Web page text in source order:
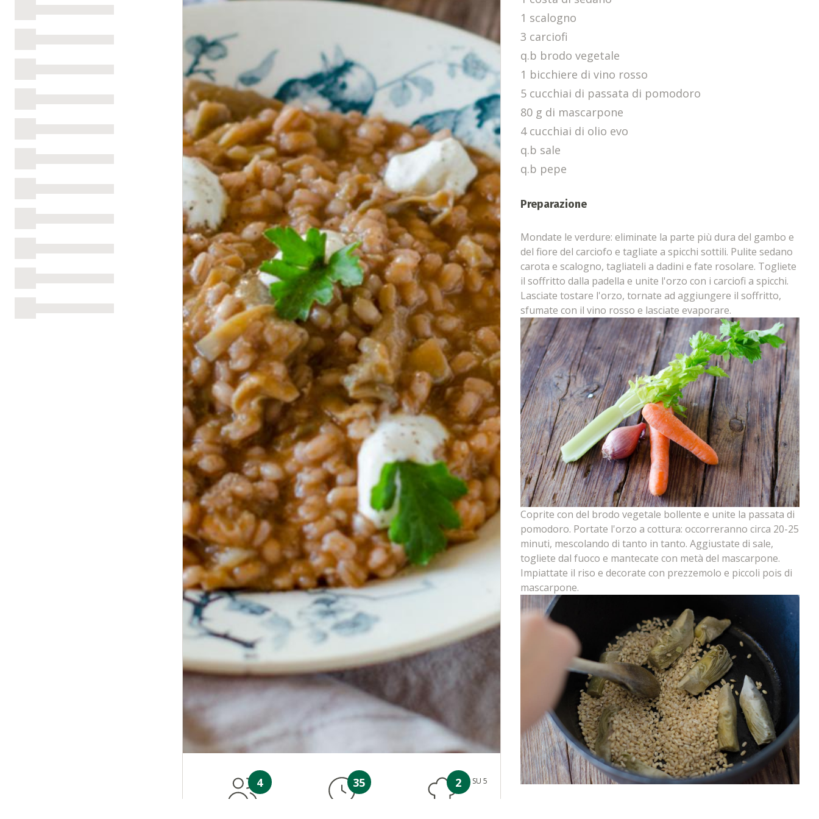
4 35 2 SU 5
1 scalogno
3 carciofi
q.b brodo vegetale
1 bicchiere di vino rosso
5 cucchiai di passata di pomodoro
80 g di mascarpone
4 cucchiai di olio evo
q.b sale
q.b pepe
Preparazione
Mondate le verdure: eliminate la parte più dura del gambo e
del fiore del carciofo e tagliate a spicchi sottili. Pulite sedano
carota e scalogno, tagliateli a dadini e fate rosolare. Togliete
il soffritto dalla padella e unite l'orzo con i carciofi a spicchi.
Lasciate tostare l'orzo, tornate ad aggiungere il soffritto,
sfumate con il vino rosso e lasciate evaporare.
Coprite con del brodo vegetale bollente e unite la passata di
pomodoro. Portate l'orzo a cottura: occorreranno circa 20-25
minuti, mescolando di tanto in tanto. Aggiustate di sale,
togliete dal fuoco e mantecate con metà del mascarpone.
Impiattate il riso e decorate con prezzemolo e piccoli pois di
mascarpone.